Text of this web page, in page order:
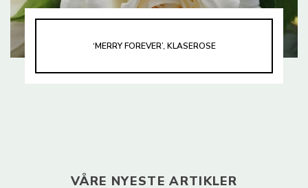
‘MERRY FOREVER’, KLASEROSE
VÅRE NYESTE ARTIKLER